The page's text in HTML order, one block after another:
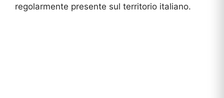
regolarmente presente sul territorio italiano.